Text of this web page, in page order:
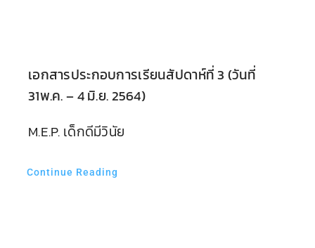
เอกสารประกอบการเรียนสัปดาห์ที่ 3 (วันที่
31พ.ค. – 4 มิ.ย. 2564)
M.E.P. เด็กดีมีวินัย
Continue Reading